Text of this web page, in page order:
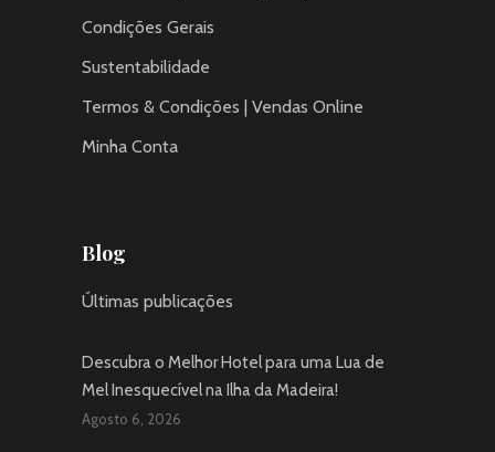
Condições Gerais
Sustentabilidade
Termos & Condições | Vendas Online
Minha Conta
Blog
Últimas publicações
Descubra o Melhor Hotel para uma Lua de
Mel Inesquecível na Ilha da Madeira!
Agosto 6, 2026